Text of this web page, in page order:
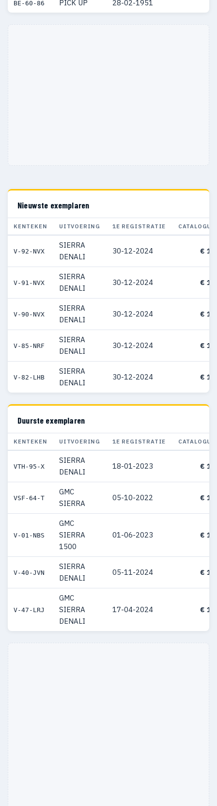
BE-60-86 PICK UP 28-02-1951
Nieuwste exemplaren
KENTEKEN UITVOERING 1E REGISTRATIE
V-92-NVX
SIERRA
DENALI
30-12-2024 €
V-91-NVX
SIERRA
DENALI
30-12-2024 €
V-90-NVX
SIERRA
DENALI
30-12-2024 €
V-85-NRF
SIERRA
DENALI
30-12-2024 €
V-82-LHB
SIERRA
DENALI
30-12-2024 €
Duurste exemplaren
KENTEKEN UITVOERING 1E REGISTRATIE
VTH-95-X
SIERRA
DENALI
18-01-2023 €
VSF-64-T
GMC
SIERRA
05-10-2022 €
V-01-NBS
GMC
SIERRA
1500
01-06-2023 €
V-40-JVN
SIERRA
DENALI
05-11-2024 €
V-47-LRJ
GMC
SIERRA
DENALI
17-04-2024 €